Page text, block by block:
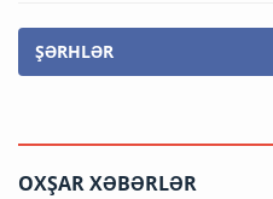
ŞƏRHLƏR
OXŞAR XƏBƏRLƏR